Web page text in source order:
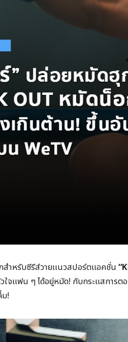
สำหรับซีรีส์วายแนวสปอร์ตแอคชั่น“
จแฟน ๆ ได้อยู่หมัด! กับกระแสการตอ
!